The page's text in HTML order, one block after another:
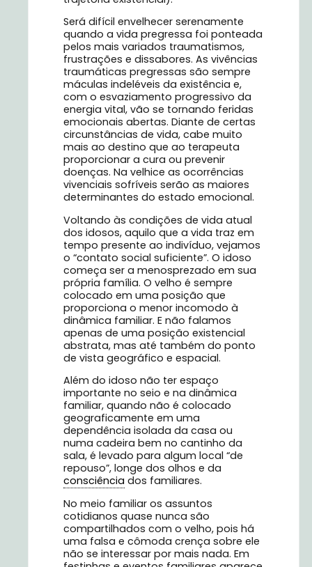
Será difícil envelhecer serenamente
quando a vida pregressa foi ponteada
pelos mais variados traumatismos,
frustrações e dissabores. As vivências
traumáticas pregressas são sempre
máculas indeléveis da existência e,
com o esvaziamento progressivo da
energia vital, vão se tornando feridas
emocionais abertas. Diante de certas
circunstâncias de vida, cabe muito
mais ao destino que ao terapeuta
proporcionar a cura ou prevenir
doenças. Na velhice as ocorrências
vivenciais sofríveis serão as maiores
determinantes do estado emocional.
Voltando às condições de vida atual
dos idosos, aquilo que a vida traz em
tempo presente ao indivíduo, vejamos
o “contato social suficiente”. O idoso
começa ser a menosprezado em sua
própria família. O velho é sempre
colocado em uma posição que
proporciona o menor incomodo à
dinâmica familiar. E não falamos
apenas de uma posição existencial
abstrata, mas até também do ponto
de vista geográfico e espacial.
Além do idoso não ter espaço
importante no seio e na dinâmica
familiar, quando não é colocado
geograficamente em uma
dependência isolada da casa ou
numa cadeira bem no cantinho da
sala, é levado para algum local “de
repouso”, longe dos olhos e da
consciência dos familiares.
No meio familiar os assuntos
cotidianos quase nunca são
compartilhados com o velho, pois há
uma falsa e cômoda crença sobre ele
não se interessar por mais nada. Em